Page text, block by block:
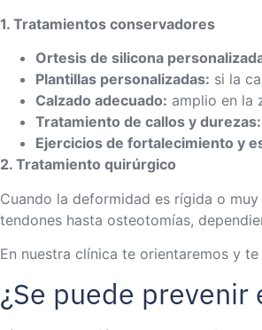
1. Tratamientos conservadores
Ortesis de silicona
Plantillas personalizadas: si la
Calzado adecuado: amplio en la
Tratamiento de callos y durezas:
Ejercicios de fortalecimiento y
2. Tratamiento quirúrgico
Cuando la deformidad es rígida o
tendones hasta osteotomías,
En nuestra clínica te orientaremos y
¿Se puede